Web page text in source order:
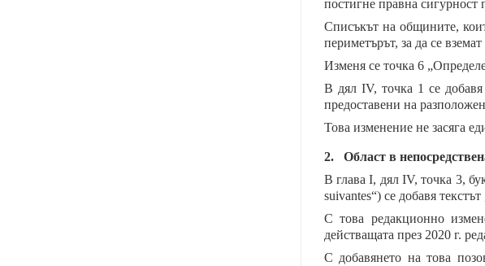
постигне правна сигурност
Списъкът на общините,
периметърът, за да се
Изменя се точка 6
В дял IV, точка 1 се добавя
предоставени на
Това изменение не засяга
2. Област в
В глава I, дял IV, точка 3,
suivantes“) се добавя
С това редакционно
действащата през 2020 г.
С добавянето на това